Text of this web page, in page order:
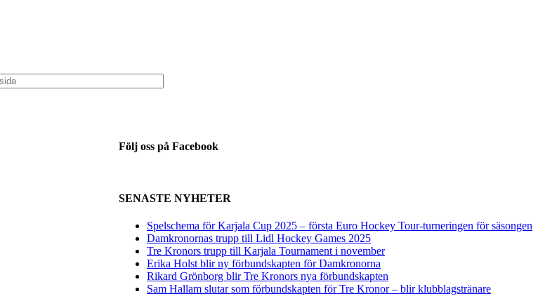
Följ oss på Facebook
SENASTE NYHETER
Spelschema för Karjala Cup 2025 – första Euro Hockey Tour-turneringen för säsongen
Damkronornas trupp till Lidl Hockey Games 2025
Tre Kronors trupp till Karjala Tournament i november
Erika Holst blir ny förbundskapten för Damkronorna
Rikard Grönborg blir Tre Kronors nya förbundskapten
Sam Hallam slutar som förbundskapten för Tre Kronor – blir klubblagstränare